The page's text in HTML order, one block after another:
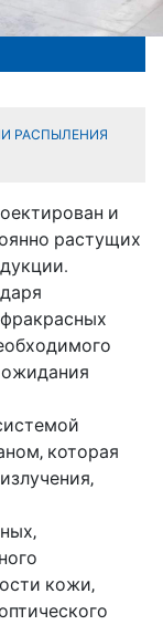
РАСПЫЛЕНИЯ
и
растущих
которая
кожи,